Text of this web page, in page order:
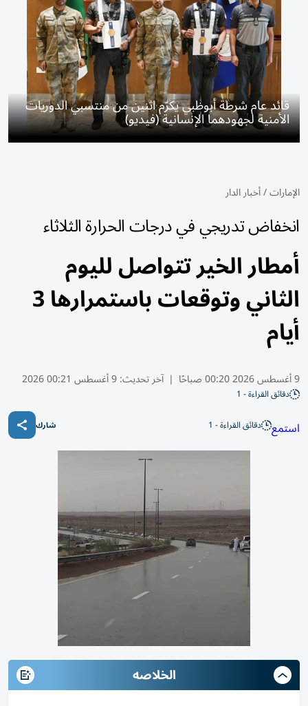
قائد عام شرطة أبوظبي يكرّم اثنين من منتسبي الدوريات
الأمنية لجهودهما الإنسانية (فيديو)
الإمارات/أخبار الدار
انخفاض تدريجي في درجات الحرارة الثلاثاء
أمطار الخير تتواصل لليوم
الثاني وتوقعات باستمرارها 3
أيام
9 أغسطس 2026 00:20 صباحًا | آخر تحديث:9 أغسطس 00:21 2026
دقائق القراءة - 1
استمع دقائق القراءة - 1 شارك
الخلاصه